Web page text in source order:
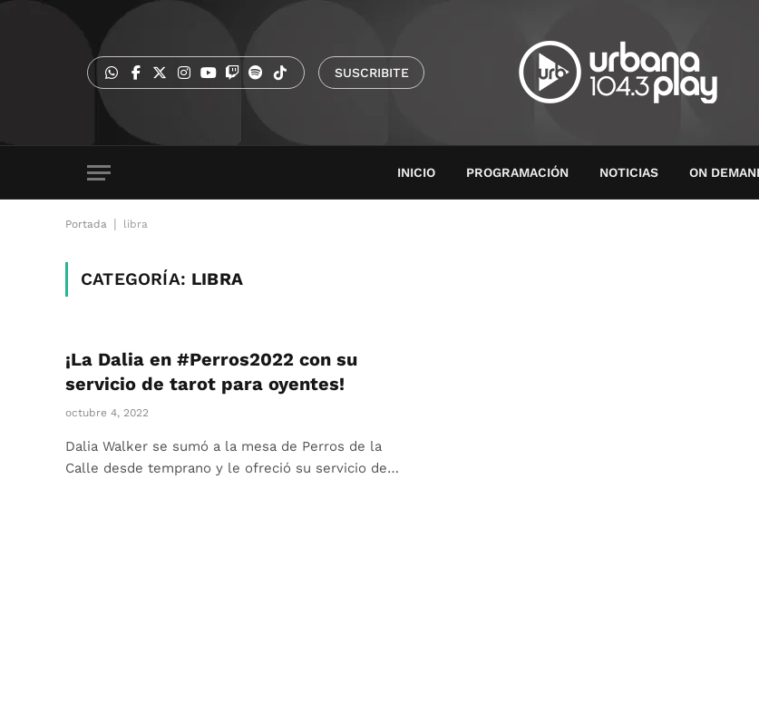
SUSCRIBITE
INICIO PROGRAMACIÓN NOTICIAS ON
Portada libra
CATEGORÍA: LIBRA
¡La Dalia en #Perros2022 con su
servicio de tarot para oyentes!
octubre 4, 2022
Dalia Walker se sumó a la mesa de Perros de la
Calle desde temprano y le ofreció su servicio de…